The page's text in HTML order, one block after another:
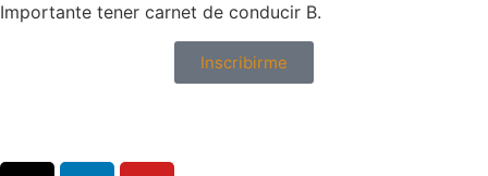
Importante tener carnet de conducir B.
Inscribirme